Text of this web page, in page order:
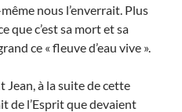
nous l’enverrait. Plus
que c’est sa mort et sa
ce « fleuve d’eau vive ».
Jean, à la suite de cette
de l’Esprit que devaient